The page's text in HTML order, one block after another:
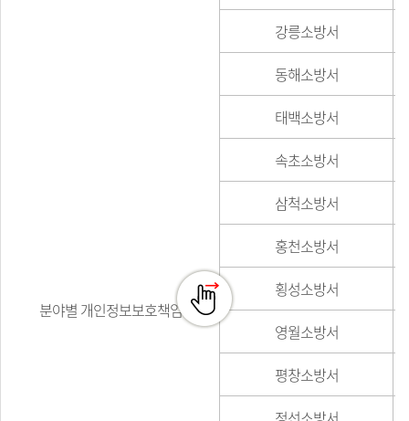
분야별 개인정보보호책임자
강릉소방서
동해소방서
태백소방서
속초소방서
삼척소방서
홍천소방서
횡성소방서
영월소방서
평창소방서